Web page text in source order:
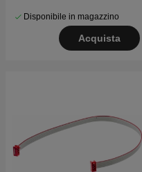
Disponibile in magazzino
Acquista